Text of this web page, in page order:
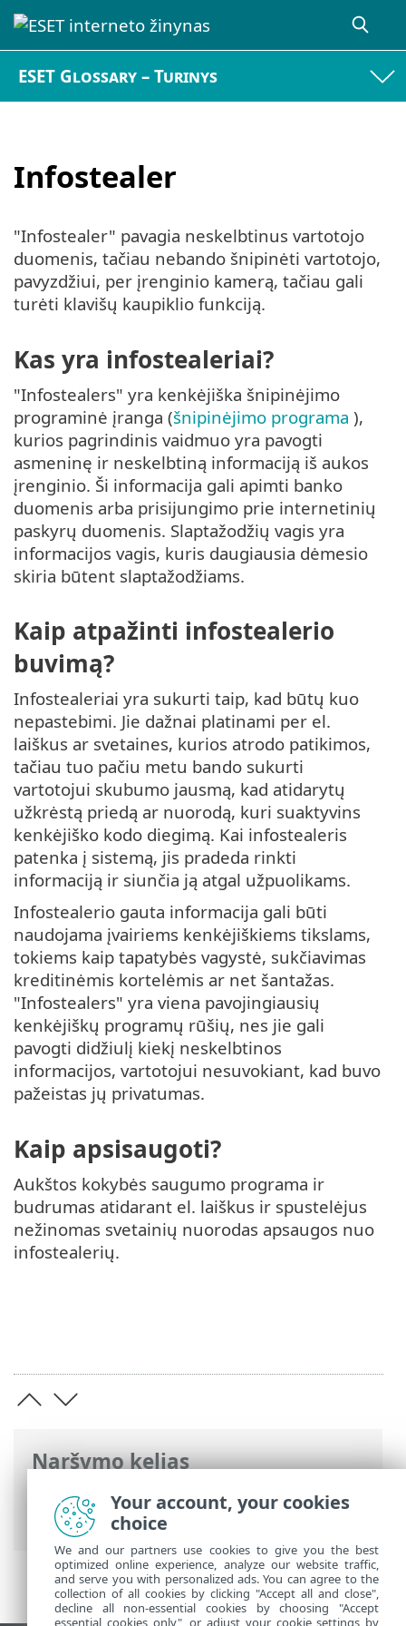
ESET Glossary – Turinys
Infostealer
Naršymo kelias
ESET interneto žinynas> ESET Glossary>
Grėsmės ir atakos > Infostealer
"Infostealer" pavagia neskelbtinus vartotojo
duomenis, tačiau nebando šnipinėti vartotojo,
pavyzdžiui, per įrenginio kamerą, tačiau gali
turėti klavišų kaupiklio funkciją.
Kas yra infostealeriai?
"Infostealers" yra kenkėjiška šnipinėjimo
programinė įranga (šnipinėjimo programa ),
kurios pagrindinis vaidmuo yra pavogti
asmeninę ir neskelbtiną informaciją iš aukos
įrenginio. Ši informacija gali apimti banko
duomenis arba prisijungimo prie internetinių
paskyrų duomenis. Slaptažodžių vagis yra
informacijos vagis, kuris daugiausia dėmesio
skiria būtent slaptažodžiams.
Kaip atpažinti infostealerio
buvimą?
Infostealeriai yra sukurti taip, kad būtų kuo
nepastebimi. Jie dažnai platinami per el.
laiškus ar svetaines, kurios atrodo patikimos,
tačiau tuo pačiu metu bando sukurti
vartotojui skubumo jausmą, kad atidarytų
užkrėstą priedą ar nuorodą, kuri suaktyvins
kenkėjiško kodo diegimą. Kai infostealeris
patenka į sistemą, jis pradeda rinkti
informaciją ir siunčia ją atgal užpuolikams.
Infostealerio gauta informacija gali būti
naudojama įvairiems kenkėjiškiems tikslams,
tokiems kaip tapatybės vagystė, sukčiavimas
kreditinėmis kortelėmis ar net šantažas.
"Infostealers" yra viena pavojingiausių
kenkėjiškų programų rūšių, nes jie gali
pavogti didžiulį kiekį neskelbtinos
informacijos, vartotojui nesuvokiant, kad buvo
pažeistas jų privatumas.
Kaip apsisaugoti?
Aukštos kokybės saugumo programa ir
budrumas atidarant el. laiškus ir spustelėjus
nežinomas svetainių nuorodas apsaugos nuo
infostealerių.
Your account, your cookies
choice
We and our partners use cookies to give you the best
optimized online experience, analyze our website traffic,
and serve you with personalized ads. You can agree to the
collection of all cookies by clicking "Accept all and close",
decline all non-essential cookies by choosing "Accept
essential cookies only", or adjust your cookie settings by